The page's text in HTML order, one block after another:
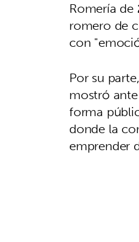
Romería de
romero de
con
Por su
mostró
forma
donde la
emprender